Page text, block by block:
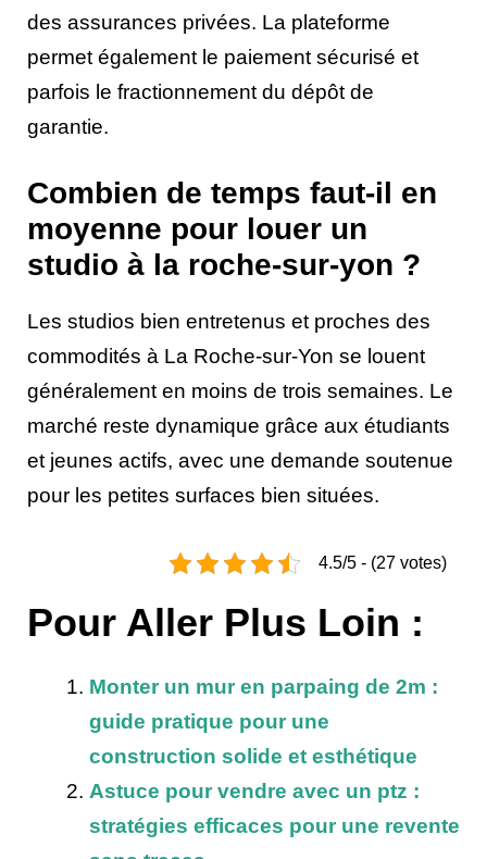
des assurances privées. La plateforme
permet également le paiement sécurisé et
parfois le fractionnement du dépôt de
garantie.
Combien de temps faut-il en
moyenne pour louer un
studio à la roche-sur-yon ?
Les studios bien entretenus et proches des
commodités à La Roche-sur-Yon se louent
généralement en moins de trois semaines. Le
marché reste dynamique grâce aux étudiants
et jeunes actifs, avec une demande soutenue
pour les petites surfaces bien situées.
4.5/5 - (27 votes)
Pour Aller Plus Loin :
Monter un mur en parpaing de 2m :
guide pratique pour une
construction solide et esthétique
Astuce pour vendre avec un ptz :
stratégies efficaces pour une revente